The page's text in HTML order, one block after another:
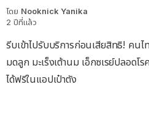
โดย Nooknick Yanika
2 ปีที่แล้ว
รีบเข้าไปรับบริการก่อนเสียสิทธิ! คนไ
มดลูก มะเร็งเต้านม เอ็กซเรย์ปลอดโ
ได้ฟรีในแอปเป๋าตัง